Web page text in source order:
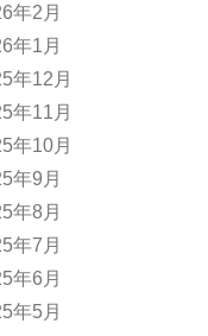
年2月
年1月
年12月
年11月
年10月
年9月
年8月
年7月
年6月
年5月